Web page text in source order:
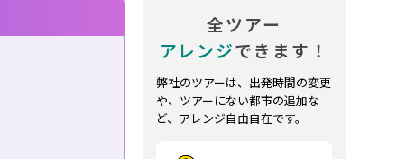
全ツアー
アレンジできます！
弊社のツアーは、出発時間の変更
や、ツアーにない都市の追加な
ど、アレンジ自由自在です。